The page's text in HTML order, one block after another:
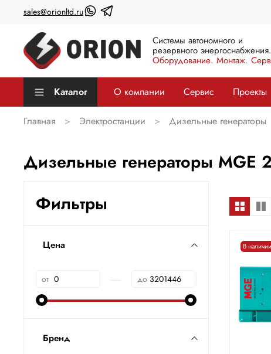
sales@orionltd.ru
Системы автономного и
резервного энергоснабжения.
Оборудование. Монтаж.
Каталог О компании Сервис Проекты
Главная Электростанции Дизельные генераторы
Дизельные генераторы MGE
В наличии
Фильтры
Цена
от до
Бренд